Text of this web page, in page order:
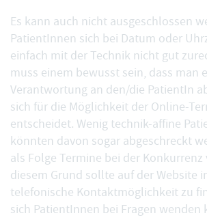
Es kann auch nicht ausgeschlossen
PatientInnen sich bei Datum oder
einfach mit der Technik nicht gut
muss einem bewusst sein, dass man
Verantwortung an den/die PatientIn
sich für die Möglichkeit der Online-
entscheidet. Wenig technik-affine
könnten davon sogar abgeschreckt
als Folge Termine bei der Konkurrenz
diesem Grund sollte auf der Website
telefonische Kontaktmöglichkeit zu
sich PatientInnen bei Fragen wenden